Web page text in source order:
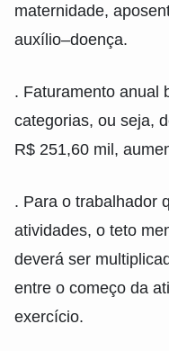
maternidade,
auxílio–doença.
. Faturamento anual
categorias, ou seja,
R$ 251,60 mil,
. Para o trabalhador
atividades, o teto
deverá ser
entre o começo da
exercício.